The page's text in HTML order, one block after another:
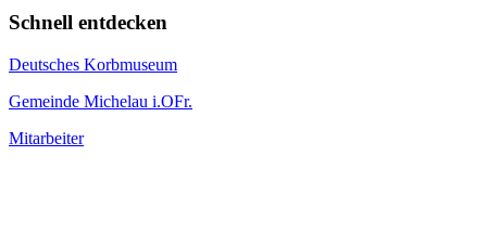
Schnell entdecken
Deutsches Korbmuseum
Gemeinde Michelau i.OFr.
Mitarbeiter